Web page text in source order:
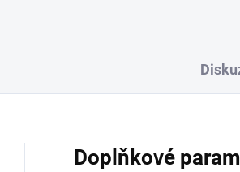
Doplňkové